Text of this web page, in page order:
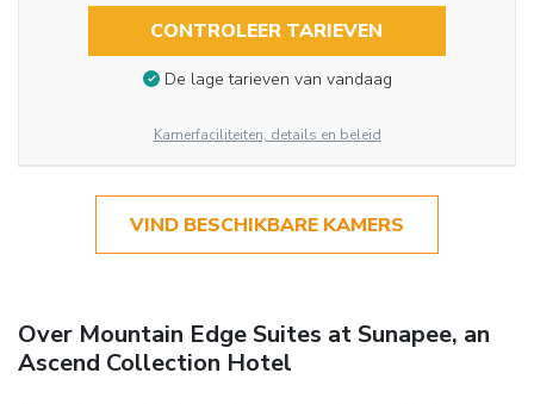
CONTROLEER TARIEVEN
De lage tarieven van vandaag
Kamerfaciliteiten, details en beleid
VIND BESCHIKBARE KAMERS
Over Mountain Edge Suites at Sunapee, an
Ascend Collection Hotel